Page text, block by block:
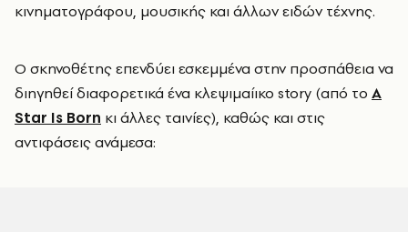
κινηματογράφου, μουσικής και άλλων ειδών τέχνης.
Ο σκηνοθέτης επενδύει εσκεμμένα στην προσπάθεια να
διηγηθεί διαφορετικά ένα κλεψιμαίικο story (από το A
Star Is Born κι άλλες ταινίες), καθώς και στις
αντιφάσεις ανάμεσα: